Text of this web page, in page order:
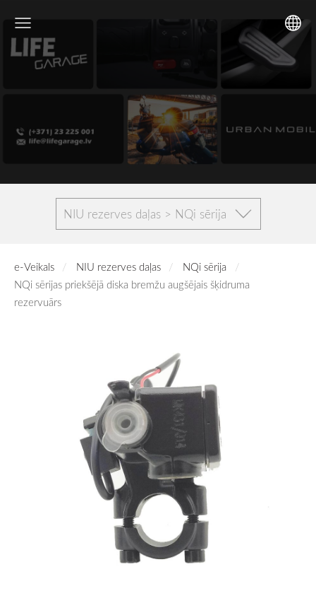
NIU rezerves daļas > NQi sērija
e-Veikals NIU rezerves daļas
NQi sērija
NQi sērijas priekšējā diska bremžu augšējais šķidruma
rezervuārs